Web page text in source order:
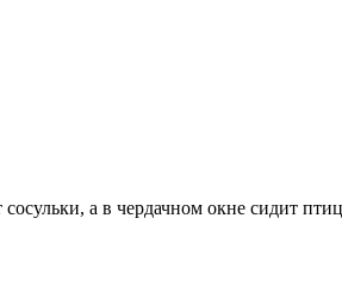
а в чердачном окне сидит